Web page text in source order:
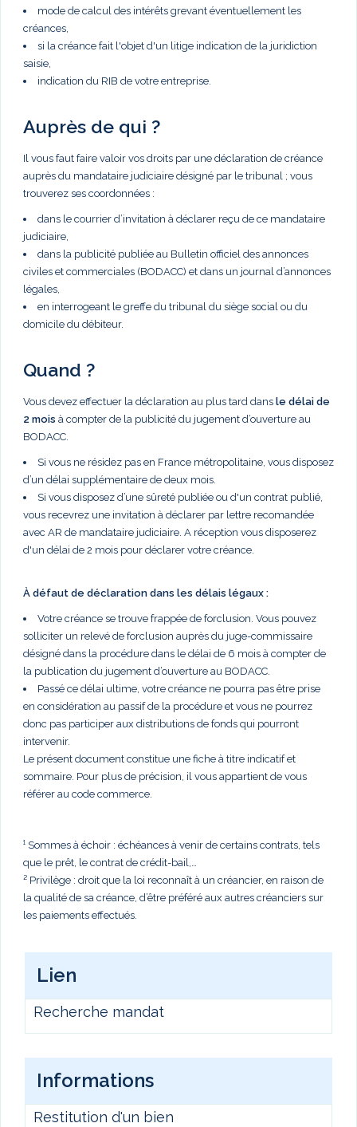
mode de calcul des intérêts grevant éventuellement les
créances,
si la créance fait l'objet d'un litige indication de la juridiction
saisie,
indication du RIB de votre entreprise.
Auprès de qui ?
Il vous faut faire valoir vos droits par une déclaration de créance
auprès du mandataire judiciaire désigné par le tribunal ; vous
trouverez ses coordonnées :
dans le courrier d’invitation à déclarer reçu de ce mandataire
judiciaire,
dans la publicité publiée au Bulletin officiel des annonces
civiles et commerciales (BODACC) et dans un journal d’annonces
légales,
en interrogeant le greffe du tribunal du siège social ou du
domicile du débiteur.
Quand ?
Vous devez effectuer la déclaration au plus tard dans le délai de
2 mois à compter de la publicité du jugement d’ouverture au
BODACC.
Si vous ne résidez pas en France métropolitaine, vous disposez
d’un délai supplémentaire de deux mois.
Si vous disposez d’une sûreté publiée ou d'un contrat publié,
vous recevrez une invitation à déclarer par lettre recomandée
avec AR de mandataire judiciaire. A réception vous disposerez
d'un délai de 2 mois pour déclarer votre créance.
À défaut de déclaration dans les délais légaux :
Votre créance se trouve frappée de forclusion. Vous pouvez
solliciter un relevé de forclusion auprès du juge-commissaire
désigné dans la procédure dans le délai de 6 mois à compter de
la publication du jugement d’ouverture au BODACC.
Passé ce délai ultime, votre créance ne pourra pas être prise
en considération au passif de la procédure et vous ne pourrez
donc pas participer aux distributions de fonds qui pourront
intervenir.
Le présent document constitue une fiche à titre indicatif et
sommaire. Pour plus de précision, il vous appartient de vous
référer au code commerce.
¹ Sommes à échoir : échéances à venir de certains contrats, tels
que le prêt, le contrat de crédit-bail,…
² Privilège : droit que la loi reconnaît à un créancier, en raison de
la qualité de sa créance, d’être préféré aux autres créanciers sur
les paiements effectués.
Lien
Recherche mandat
Informations
Restitution d'un bien